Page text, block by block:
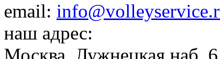
email:
наш адрес: